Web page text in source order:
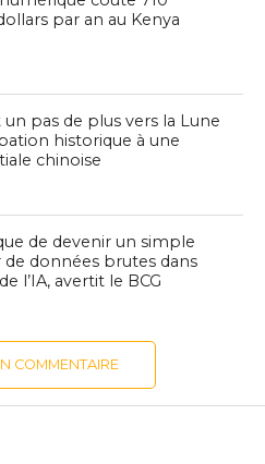
par an au Kenya
un pas de plus vers la Lune
historique à une
chinoise
de devenir un simple
données brutes dans
l’IA, avertit le BCG
COMMENTAIRE